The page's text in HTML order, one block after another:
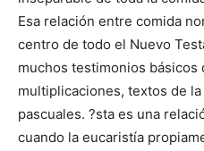
Esa relación entre comida
centro de todo el Nuevo
muchos testimonios básicos
multiplicaciones, textos de
pascuales. ?sta es una
cuando la eucaristía